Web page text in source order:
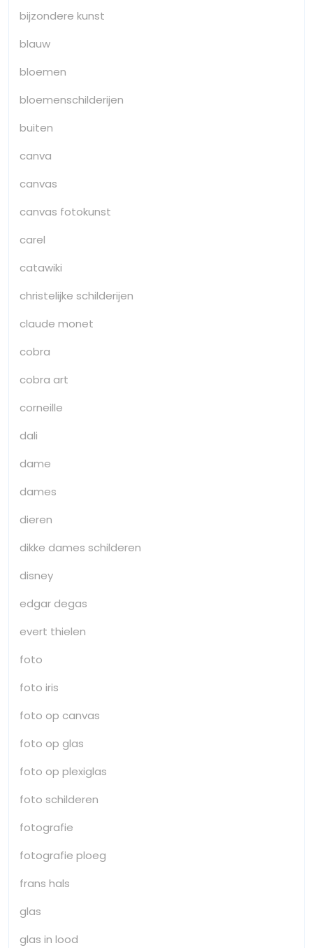
bijzondere kunst
blauw
bloemen
bloemenschilderijen
buiten
canva
canvas
canvas fotokunst
carel
catawiki
christelijke schilderijen
claude monet
cobra
cobra art
corneille
dali
dame
dames
dieren
dikke dames schilderen
disney
edgar degas
evert thielen
foto
foto iris
foto op canvas
foto op glas
foto op plexiglas
foto schilderen
fotografie
fotografie ploeg
frans hals
glas
glas in lood